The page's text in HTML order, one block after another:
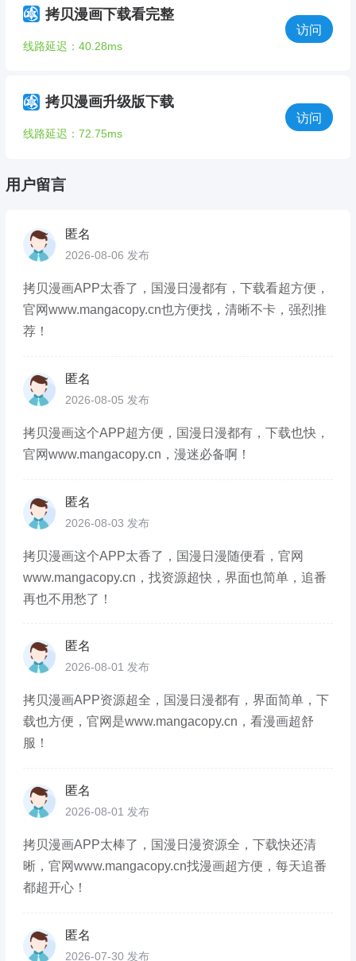
拷贝漫画下载看完整
线路延迟：40.28ms
访问
拷贝漫画升级版下载
线路延迟：72.75ms
访问
用户留言
匿名
2026-08-06 发布
拷贝漫画APP太香了，国漫日漫都有，下载看超方便，
官网www.mangacopy.cn也方便找，清晰不卡，强烈推
荐！
匿名
2026-08-05 发布
拷贝漫画这个APP超方便，国漫日漫都有，下载也快，
官网www.mangacopy.cn，漫迷必备啊！
匿名
2026-08-03 发布
拷贝漫画这个APP太香了，国漫日漫随便看，官网
www.mangacopy.cn，找资源超快，界面也简单，追番
再也不用愁了！
匿名
2026-08-01 发布
拷贝漫画APP资源超全，国漫日漫都有，界面简单，下
载也方便，官网是www.mangacopy.cn，看漫画超舒
服！
匿名
2026-08-01 发布
拷贝漫画APP太棒了，国漫日漫资源全，下载快还清
晰，官网www.mangacopy.cn找漫画超方便，每天追番
都超开心！
匿名
2026-07-30 发布